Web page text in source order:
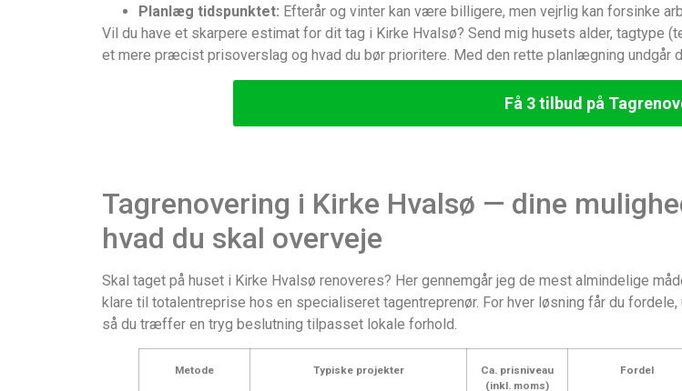
Planlæg tidspunktet: Efterår og vinter kan være billigere, men vejrlig kan forsinke
Vil du have et skarpere estimat for dit tag i Kirke Hvalsø? Send mig husets alder, tagtype
et mere præcist prisoverslag og hvad du bør prioritere. Med den rette planlægning undgår
Få 3 tilbud på
Tagrenovering i Kirke Hvalsø — dine
hvad du skal overveje
Skal taget på huset i Kirke Hvalsø renoveres? Her gennemgår jeg de mest almindelige
klare til totalentreprise hos en specialiseret tagentreprenør. For hver løsning får du
så du træffer en tryg beslutning tilpasset lokale forhold.
Metode Typiske projekter
Ca. prisniveau
(inkl. moms)
Fordel